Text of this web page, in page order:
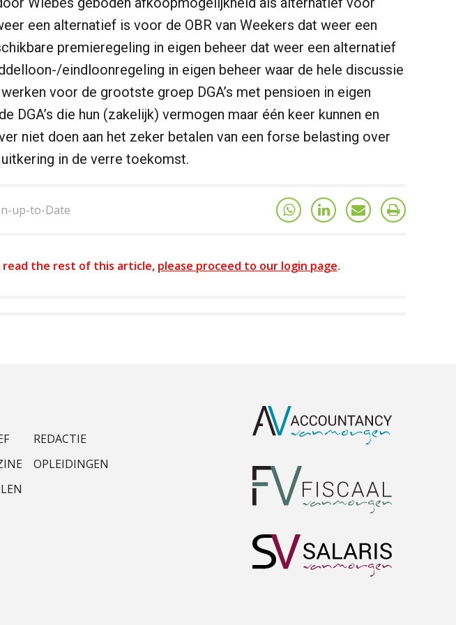
een alternatief is voor de OBR van Weekers dat weer een
premieregeling in eigen beheer dat weer een alternatief
eindloonregeling in eigen beheer waar de hele discussie
voor de grootste groep DGA’s met pensioen in eigen
DGA’s die hun (zakelijk) vermogen maar één keer kunnen en
niet doen aan het zeker betalen van een forse belasting over
in de verre toekomst.
up-to-Date
the rest of this article, please proceed to our login page.
REDACTIE
OPLEIDINGEN